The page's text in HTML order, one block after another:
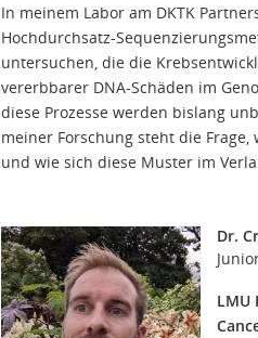
In meinem Labor am DKTK
Hochdurchsatz-
untersuchen, die die
vererbbarer DNA-Schäden im
diese Prozesse werden bislang
meiner Forschung steht die
und wie sich diese Muster im
Dr.
LMU